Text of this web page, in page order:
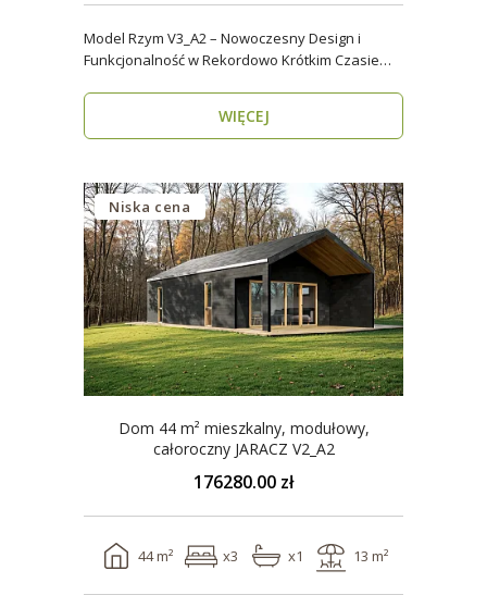
Model Rzym V3_A2 – Nowoczesny Design i
Funkcjonalność w Rekordowo Krótkim Czasie
WIĘCEJ
Niska cena
Dom 44 m² mieszkalny, modułowy,
całoroczny JARACZ V2_A2
176280.00 zł
44 m² x3 x1 13 m²